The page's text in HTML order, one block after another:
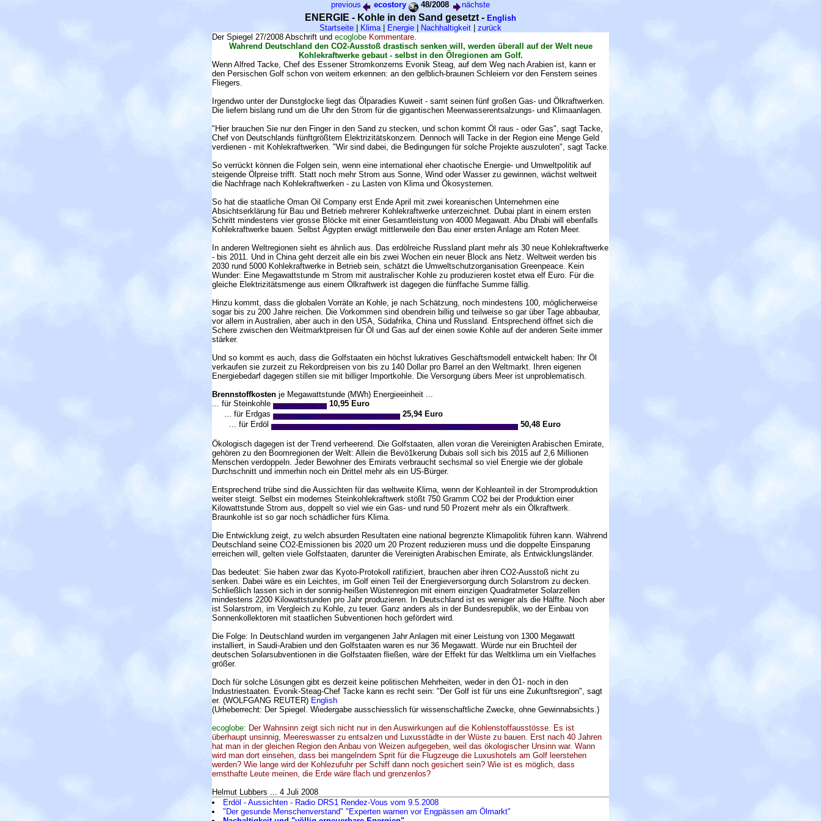
previous ecostory 48/2008 nächste
ENERGIE - Kohle in den Sand gesetzt - English
Startseite
Klima| Energie Nachhaltigkeit
zurück
Der Spiegel 27/2008 Abschrift und ecoglobe Kommentare.
Wahrend Deutschland den CO2-Ausstoß drastisch senken will, werden überall auf der Welt neue
Kohlekraftwerke gebaut - selbst in den Ölregionen am Golf.
Wenn Alfred Tacke, Chef des Essener Stromkonzerns Evonik Steag, auf dem Weg nach Arabien ist, kann er
den Persischen Golf schon von weitem erkennen: an den gelblich-braunen Schleiern vor den Fenstern seines
Fliegers.
Irgendwo unter der Dunstglocke liegt das Ölparadies Kuweit - samt seinen fünf großen Gas- und Ölkraftwerken.
Die liefern bislang rund um die Uhr den Strom für die gigantischen Meerwasserentsalzungs- und Klimaanlagen.
"Hier brauchen Sie nur den Finger in den Sand zu stecken, und schon kommt Öl raus - oder Gas", sagt Tacke,
Chef von Deutschlands fünftgrößtem Elektrizitätskonzern. Dennoch will Tacke in der Region eine Menge Geld
verdienen - mit Kohlekraftwerken. "Wir sind dabei, die Bedingungen für solche Projekte auszuloten", sagt Tacke.
So verrückt können die Folgen sein, wenn eine international eher chaotische Energie- und Umweltpolitik auf
steigende Ölpreise trifft. Statt noch mehr Strom aus Sonne, Wind oder Wasser zu gewinnen, wächst weltweit
die Nachfrage nach Kohlekraftwerken - zu Lasten von Klima und Ökosystemen.
So hat die staatliche Oman Oil Company erst Ende April mit zwei koreanischen Unternehmen eine
Absichtserklärung für Bau und Betrieb mehrerer Kohlekraftwerke unterzeichnet. Dubai plant in einem ersten
Schritt mindestens vier grosse Blöcke mit einer Gesamtleistung von 4000 Megawatt. Abu Dhabi will ebenfalls
Kohlekraftwerke bauen. Selbst Ägypten erwägt mittlerweile den Bau einer ersten Anlage am Roten Meer.
In anderen Weltregionen sieht es ähnlich aus. Das erdölreiche Russland plant mehr als 30 neue Kohlekraftwerke
- bis 2011. Und in China geht derzeit alle ein bis zwei Wochen ein neuer Block ans Netz. Weltweit werden bis
2030 rund 5000 Kohlekraftwerke in Betrieb sein, schätzt die Umweltschutzorganisation Greenpeace. Kein
Wunder: Eine Megawattstunde m Strom mit australischer Kohle zu produzieren kostet etwa elf Euro. Für die
gleiche Elektrizitätsmenge aus einem Ölkraftwerk ist dagegen die fünffache Summe fällig.
Hinzu kommt, dass die globalen Vorräte an Kohle, je nach Schätzung, noch mindestens 100, möglicherweise
sogar bis zu 200 Jahre reichen. Die Vorkommen sind obendrein billig und teilweise so gar über Tage abbaubar,
vor allem in Australien, aber auch in den USA, Südafrika, China und Russland. Entsprechend öffnet sich die
Schere zwischen den Weitmarktpreisen für Öl und Gas auf der einen sowie Kohle auf der anderen Seite immer
stärker.
Und so kommt es auch, dass die Golfstaaten ein höchst lukratives Geschäftsmodell entwickelt haben: Ihr Öl
verkaufen sie zurzeit zu Rekordpreisen von bis zu 140 Dollar pro Barrel an den Weltmarkt. Ihren eigenen
Energiebedarf dagegen stillen sie mit billiger Importkohle. Die Versorgung übers Meer ist unproblematisch.
Brennstoffkosten je Megawattstunde (MWh) Energieeinheit ...
... für Steinkohle
10,95 Euro
... für Erdgas
25,94 Euro
... für Erdöl
50,48 Euro
Ökologisch dagegen ist der Trend verheerend. Die Golfstaaten, allen voran die Vereinigten Arabischen Emirate,
gehören zu den Boomregionen der Welt: Allein die Bevö1kerung Dubais soll sich bis 2015 auf 2,6 Millionen
Menschen verdoppeln. Jeder Bewohner des Emirats verbraucht sechsmal so viel Energie wie der globale
Durchschnitt und immerhin noch ein Drittel mehr als ein US-Bürger.
Entsprechend trübe sind die Aussichten für das weltweite Klima, wenn der Kohleanteil in der Stromproduktion
weiter steigt. Selbst ein modernes Steinkohlekraftwerk stößt 750 Gramm CO2 bei der Produktion einer
Kilowattstunde Strom aus, doppelt so viel wie ein Gas- und rund 50 Prozent mehr als ein Ölkraftwerk.
Braunkohle ist so gar noch schädlicher fürs Klima.
Die Entwicklung zeigt, zu welch absurden Resultaten eine national begrenzte Klimapolitik führen kann. Während
Deutschland seine CO2-Emissionen bis 2020 um 20 Prozent reduzieren muss und die doppelte Einsparung
erreichen will, gelten viele Golfstaaten, darunter die Vereinigten Arabischen Emirate, als Entwicklungsländer.
Das bedeutet: Sie haben zwar das Kyoto-Protokoll ratifiziert, brauchen aber ihren CO2-Ausstoß nicht zu
senken. Dabei wäre es ein Leichtes, im Golf einen Teil der Energieversorgung durch Solarstrom zu decken.
Schließlich lassen sich in der sonnig-heißen Wüstenregion mit einem einzigen Quadratmeter Solarzellen
mindestens 2200 Kilowattstunden pro Jahr produzieren. In Deutschland ist es weniger als die Hälfte. Noch aber
ist Solarstrom, im Vergleich zu Kohle, zu teuer. Ganz anders als in der Bundesrepublik, wo der Einbau von
Sonnenkollektoren mit staatlichen Subventionen hoch gefördert wird.
Die Folge: In Deutschland wurden im vergangenen Jahr Anlagen mit einer Leistung von 1300 Megawatt
installiert, in Saudi-Arabien und den Golfstaaten waren es nur 36 Megawatt. Würde nur ein Bruchteil der
deutschen Solarsubventionen in die Golfstaaten fließen, wäre der Effekt für das Weltklima um ein Vielfaches
größer.
Doch für solche Lösungen gibt es derzeit keine politischen Mehrheiten, weder in den Ö1- noch in den
Industriestaaten. Evonik-Steag-Chef Tacke kann es recht sein: "Der Golf ist für uns eine Zukunftsregion", sagt
er. (WOLFGANG REUTER) English
(Urheberrecht: Der Spiegel. Wiedergabe ausschiesslich für wissenschaftliche Zwecke, ohne Gewinnabsichts.)
ecoglobe: Der Wahnsinn zeigt sich nicht nur in den Auswirkungen auf die Kohlenstoffausstösse. Es ist
überhaupt unsinnig, Meereswasser zu entsalzen und Luxusstädte in der Wüste zu bauen. Erst nach 40 Jahren
hat man in der gleichen Region den Anbau von Weizen aufgegeben, weil das ökologischer Unsinn war. Wann
wird man dort einsehen, dass bei mangelndem Sprit für die Flugzeuge die Luxushotels am Golf leerstehen
werden? Wie lange wird der Kohlezufuhr per Schiff dann noch gesichert sein? Wie ist es möglich, dass
ernsthafte Leute meinen, die Erde wäre flach und grenzenlos?
Helmut Lubbers ... 4 Juli 2008
Erdöl - Aussichten - Radio DRS1 Rendez-Vous vom 9.5.2008
"Der gesunde Menschenverstand" "Experten warnen vor Engpässen am Ölmarkt"